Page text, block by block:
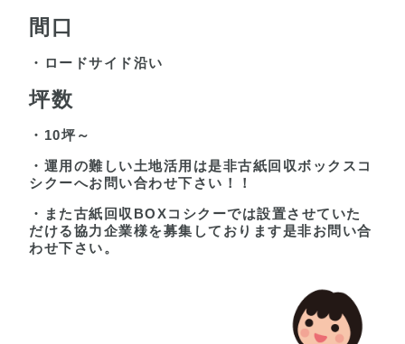
間口
・ロードサイド沿い
坪数
・10坪～
・運用の難しい土地活用は是非古紙回収ボックスコ
シクーへお問い合わせ下さい！！
・また古紙回収BOXコシクーでは設置させていた
だける協力企業様を募集しております是非お問い合
わせ下さい。